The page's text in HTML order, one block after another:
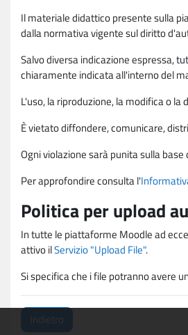
Il materiale didattico presente sulla
dalla normativa vigente sul diritto
Salvo diversa indicazione espressa,
chiaramente indicata all'interno del
L'uso, la riproduzione, la modifica o
È vietato diffondere, comunicare,
Ogni violazione sarà punita sulla
Per approfondire consulta l'
Politica per upload
In tutte le piattaforme Moodle ad
attivo ilServizio "Upload File".
Si specifica che i file potranno avere
Indietro